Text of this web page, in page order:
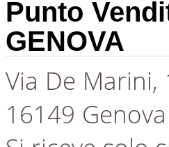
Punto
GENOVA
Via De Marini,
16149 Genova